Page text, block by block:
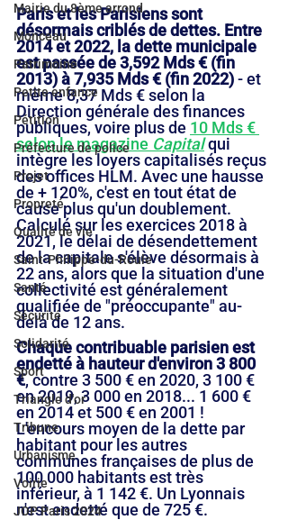
Mairie du 8ème arrond.
Monceau
Patrimoine
Petite enfance
Pétition
Préfecture de police
Projet
Propreté
Qualité de vie
Saint-Philippe-du-Roule
Santé
Sécurité
Solidarité
Sport
Triangle d'or
Tribune
Urbanisme
Voirie
JOP Paris 2024
Paris et les Parisiens sont
désormais criblés de dettes. Entre
2014 et 2022, la dette municipale
est passée de 3,592 Mds € (fin
2013) à 7,935 Mds € (fin 2022) - et
même 8,37 Mds € selon la
Direction générale des finances
publiques, voire plus de 10 Mds €
selon le magazine Capital qui
intègre les loyers capitalisés reçus
des offices HLM. Avec une hausse
de + 120%, c'est en tout état de
cause plus qu'un doublement.
Calculé sur les exercices 2018 à
2021, le délai de désendettement
de la capitale s'élève désormais à
22 ans, alors que la situation d'une
collectivité est généralement
qualifiée de "préoccupante" au-
delà de 12 ans.
Chaque contribuable parisien est
endetté à hauteur d'environ 3 800
€, contre 3 500 € en 2020, 3 100 €
en 2019, 3 000 en 2018... 1 600 €
en 2014 et 500 € en 2001 !
L'encours moyen de la dette par
habitant pour les autres
communes françaises de plus de
100 000 habitants est très
inférieur, à 1 142 €. Un Lyonnais
n'est endetté que de 725 €.